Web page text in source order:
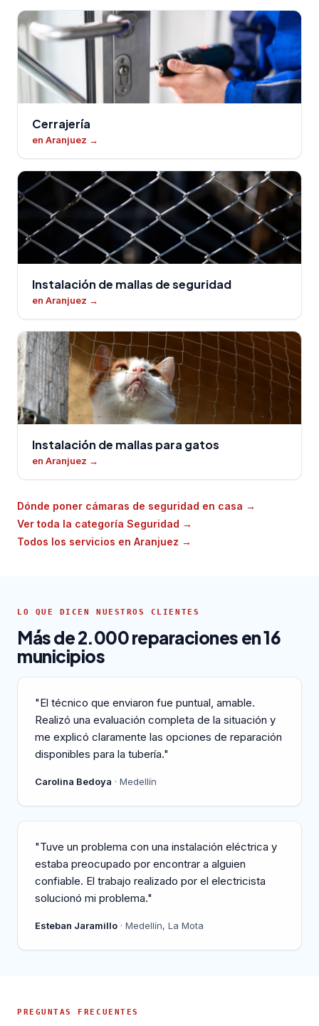
Cerrajería
en Aranjuez →
Instalación de mallas de seguridad
en Aranjuez →
Instalación de mallas para gatos
en Aranjuez →
Dónde poner cámaras de seguridad en casa →
Ver toda la categoría Seguridad →
Todos los servicios en Aranjuez →
LO QUE DICEN NUESTROS CLIENTES
Más de 2.000 reparaciones en 16
municipios
"El técnico que enviaron fue puntual, amable.
Realizó una evaluación completa de la situación y
me explicó claramente las opciones de reparación
disponibles para la tubería."
Carolina Bedoya · Medellín
"Tuve un problema con una instalación eléctrica y
estaba preocupado por encontrar a alguien
confiable. El trabajo realizado por el electricista
solucionó mi problema."
Esteban Jaramillo · Medellín, La Mota
PREGUNTAS FRECUENTES